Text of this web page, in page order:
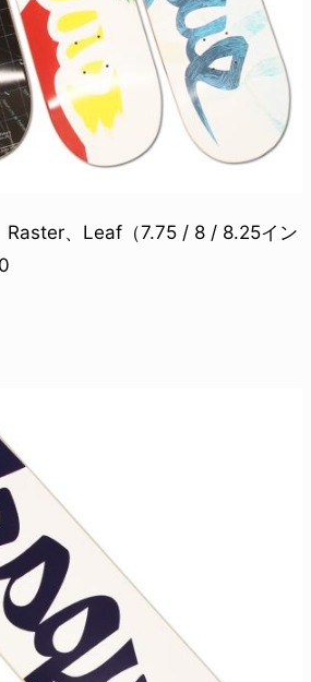
Raster、Leaf（7.75 / 8 / 8.25イン